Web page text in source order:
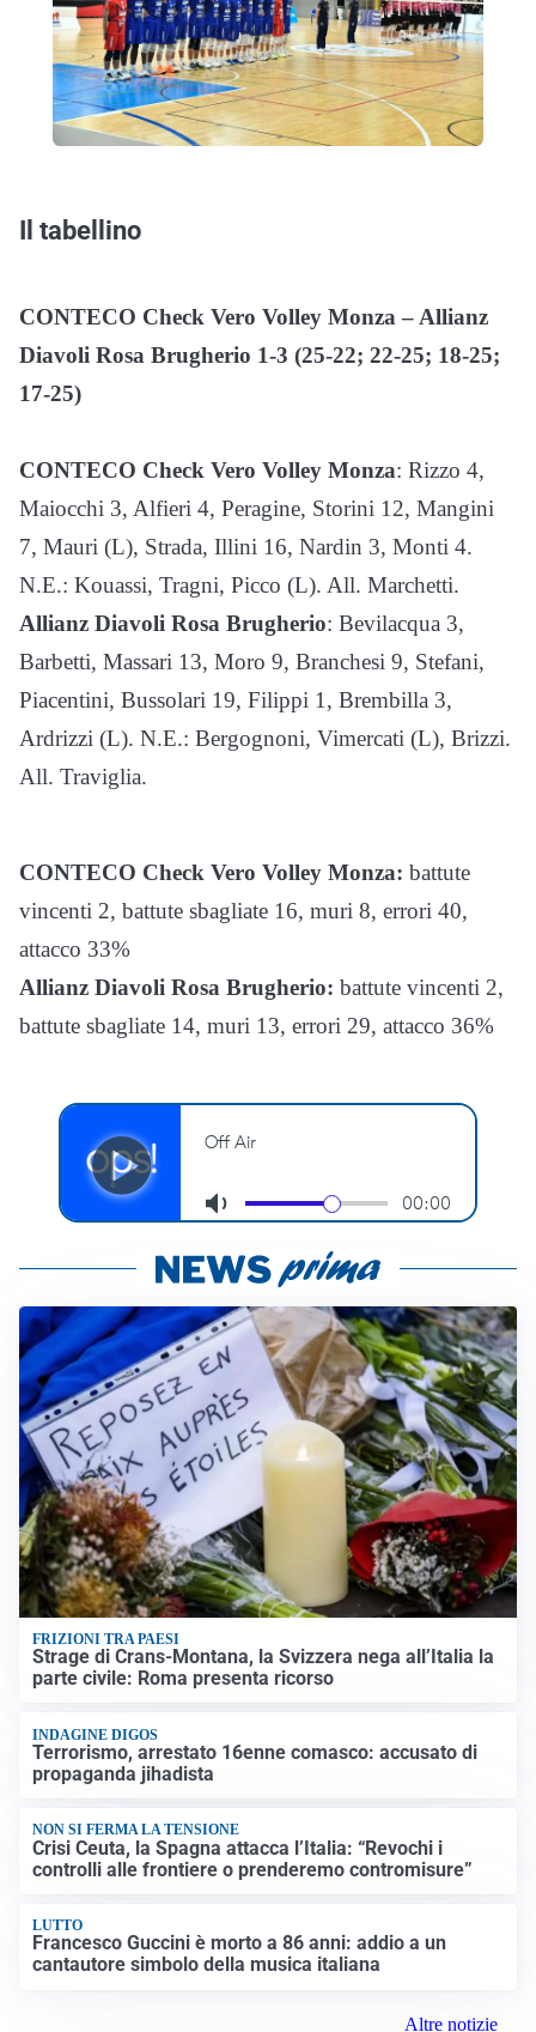
Il tabellino
CONTECO Check Vero Volley Monza – Allianz
Diavoli Rosa Brugherio 1-3 (25-22; 22-25; 18-25;
17-25)
CONTECO Check Vero Volley Monza: Rizzo 4,
Maiocchi 3, Alfieri 4, Peragine, Storini 12, Mangini
7, Mauri (L), Strada, Illini 16, Nardin 3, Monti 4.
N.E.: Kouassi, Tragni, Picco (L). All. Marchetti.
Allianz Diavoli Rosa Brugherio: Bevilacqua 3,
Barbetti, Massari 13, Moro 9, Branchesi 9, Stefani,
Piacentini, Bussolari 19, Filippi 1, Brembilla 3,
Ardrizzi (L). N.E.: Bergognoni, Vimercati (L), Brizzi.
All. Traviglia.
CONTECO Check Vero Volley Monza: battute
vincenti 2, battute sbagliate 16, muri 8, errori 40,
attacco 33%
Allianz Diavoli Rosa Brugherio: battute vincenti 2,
battute sbagliate 14, muri 13, errori 29, attacco 36%
FRIZIONI TRA PAESI
Strage di Crans-Montana, la Svizzera nega all’Italia la
parte civile: Roma presenta ricorso
INDAGINE DIGOS
Terrorismo, arrestato 16enne comasco: accusato di
propaganda jihadista
NON SI FERMA LA TENSIONE
Crisi Ceuta, la Spagna attacca l’Italia: “Revochi i
controlli alle frontiere o prenderemo contromisure”
LUTTO
Francesco Guccini è morto a 86 anni: addio a un
cantautore simbolo della musica italiana
Altre notizie